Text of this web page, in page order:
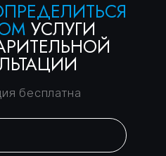
Перейти
уже тут